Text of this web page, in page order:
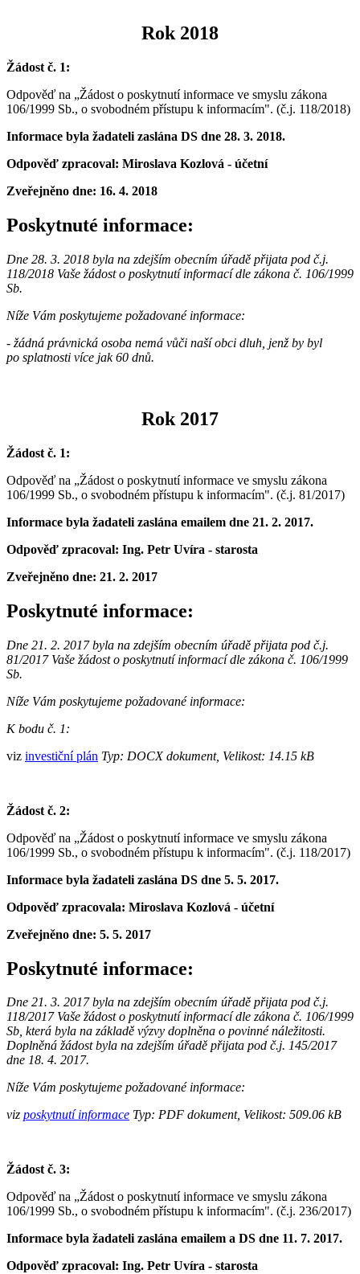
Rok 2018
Žádost č. 1:
Odpověď na „Žádost o poskytnutí informace ve smyslu zákona
106/1999 Sb., o svobodném přístupu k informacím". (č.j. 118/2018)
Informace byla žadateli zaslána DS dne 28. 3. 2018.
Odpověď zpracoval: Miroslava Kozlová - účetní
Zveřejněno dne: 16. 4. 2018
Poskytnuté informace:
Dne 28. 3. 2018 byla na zdejším obecním úřadě přijata pod č.j.
118/2018 Vaše žádost o poskytnutí informací dle zákona č. 106/1999
Sb.
Níže Vám poskytujeme požadované informace:
- žádná právnická osoba nemá vůči naší obci dluh, jenž by byl
po splatnosti více jak 60 dnů.
Rok 2017
Žádost č. 1:
Odpověď na „Žádost o poskytnutí informace ve smyslu zákona
106/1999 Sb., o svobodném přístupu k informacím". (č.j. 81/2017)
Informace byla žadateli zaslána emailem dne 21. 2. 2017.
Odpověď zpracoval: Ing. Petr Uvíra - starosta
Zveřejněno dne: 21. 2. 2017
Poskytnuté informace:
Dne 21. 2. 2017 byla na zdejším obecním úřadě přijata pod č.j.
81/2017 Vaše žádost o poskytnutí informací dle zákona č. 106/1999
Sb.
Níže Vám poskytujeme požadované informace:
K bodu č. 1:
viz investiční plán Typ: DOCX dokument, Velikost: 14.15 kB
Žádost č. 2:
Odpověď na „Žádost o poskytnutí informace ve smyslu zákona
106/1999 Sb., o svobodném přístupu k informacím". (č.j. 118/2017)
Informace byla žadateli zaslána DS dne 5. 5. 2017.
Odpověď zpracovala: Miroslava Kozlová - účetní
Zveřejněno dne: 5. 5. 2017
Poskytnuté informace:
Dne 21. 3. 2017 byla na zdejším obecním úřadě přijata pod č.j.
118/2017 Vaše žádost o poskytnutí informací dle zákona č. 106/1999
Sb, která byla na základě výzvy doplněna o povinné náležitosti.
Doplněná žádost byla na zdejším úřadě přijata pod č.j. 145/2017
dne 18. 4. 2017.
Níže Vám poskytujeme požadované informace:
viz poskytnutí informace Typ: PDF dokument, Velikost: 509.06 kB
Žádost č. 3:
Odpověď na „Žádost o poskytnutí informace ve smyslu zákona
106/1999 Sb., o svobodném přístupu k informacím". (č.j. 236/2017)
Informace byla žadateli zaslána emailem a DS dne 11. 7. 2017.
Odpověď zpracoval: Ing. Petr Uvíra - starosta